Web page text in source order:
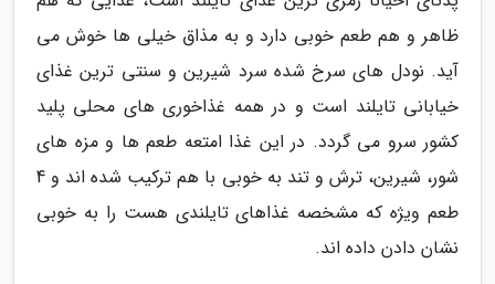
ظاهر و هم طعم خوبی دارد و به مذاق خیلی ها خوش می
آید. نودل های سرخ شده سرد شیرین و سنتی ترین غذای
خیابانی تایلند است و در همه غذاخوری های محلی پلید
کشور سرو می گردد. در این غذا امتعه طعم ها و مزه های
شور، شیرین، ترش و تند به خوبی با هم ترکیب شده اند و 4
طعم ویژه که مشخصه غذاهای تایلندی هست را به خوبی
نشان دادن داده اند.